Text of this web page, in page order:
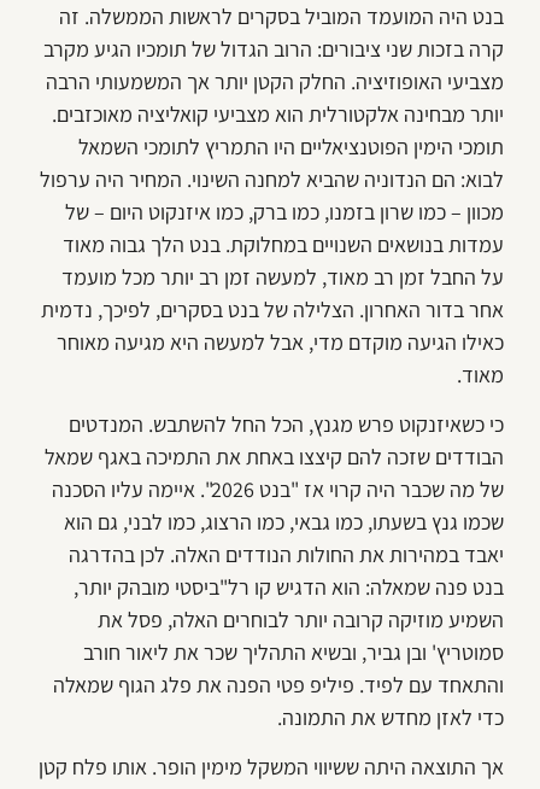
בנט היה המועמד המוביל בסקרים לראשות הממשלה. זה
קרה בזכות שני ציבורים: הרוב הגדול של תומכיו הגיע מקרב
מצביעי האופוזיציה. החלק הקטן יותר אך המשמעותי הרבה
יותר מבחינה אלקטורלית הוא מצביעי קואליציה מאוכזבים.
תומכי הימין הפוטנציאליים היו התמריץ לתומכי השמאל
לבוא: הם הנדוניה שהביא למחנה השינוי. המחיר היה ערפול
מכוון – כמו שרון בזמנו, כמו ברק, כמו איזנקוט היום – של
עמדות בנושאים השנויים במחלוקת. בנט הלך גבוה מאוד
על החבל זמן רב מאוד, למעשה זמן רב יותר מכל מועמד
אחר בדור האחרון. הצלילה של בנט בסקרים, לפיכך, נדמית
כאילו הגיעה מוקדם מדי, אבל למעשה היא מגיעה מאוחר
מאוד.
כי כשאיזנקוט פרש מגנץ, הכל החל להשתבש. המנדטים
הבודדים שזכה להם קיצצו באחת את התמיכה באגף שמאל
של מה שכבר היה קרוי אז "בנט 2026". איימה עליו הסכנה
שכמו גנץ בשעתו, כמו גבאי, כמו הרצוג, כמו לבני, גם הוא
יאבד במהירות את החולות הנודדים האלה. לכן בהדרגה
בנט פנה שמאלה: הוא הדגיש קו רל"ביסטי מובהק יותר,
השמיע מוזיקה קרובה יותר לבוחרים האלה, פסל את
סמוטריץ' ובן גביר, ובשיא התהליך שכר את ליאור חורב
והתאחד עם לפיד. פיליפ פטי הפנה את פלג הגוף שמאלה
כדי לאזן מחדש את התמונה.
אך התוצאה היתה ששיווי המשקל מימין הופר. אותו פלח קטן